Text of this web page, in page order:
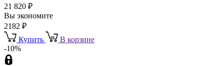
21 820 ₽
Вы экономите
2182 ₽
Купить
В корзине
-10%